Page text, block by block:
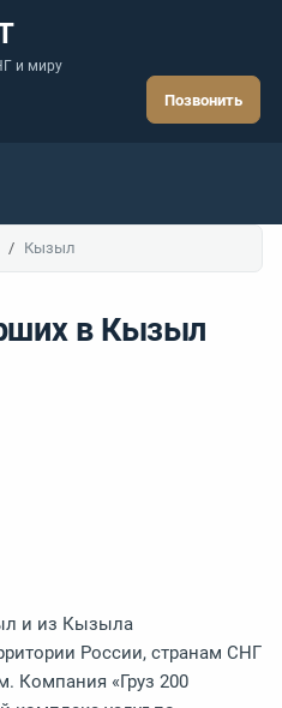
и миру
Позвонить
Кызыл
в Кызыл
и из Кызыла
России, странам СНГ
Компания «Груз 200